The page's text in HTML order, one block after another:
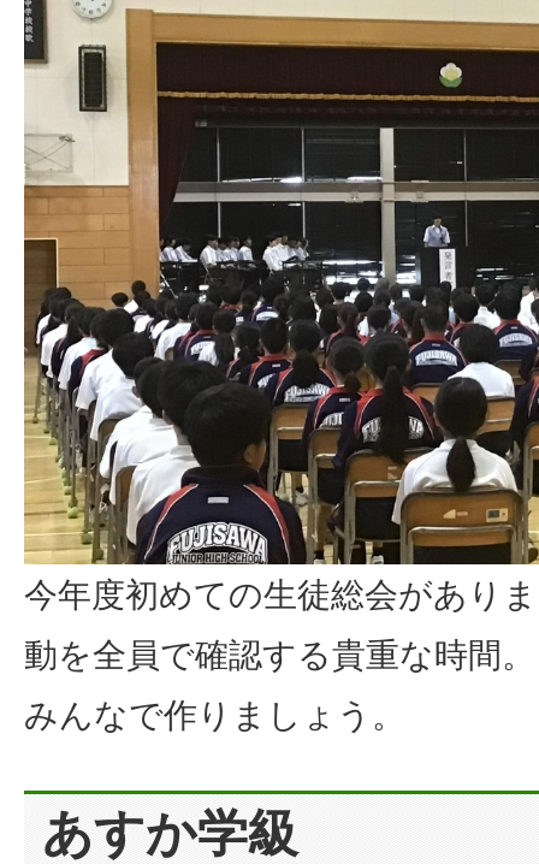
今年度初めての生徒総会があり
動を全員で確認する貴重な時間
みんなで作りましょう。
あすか学級